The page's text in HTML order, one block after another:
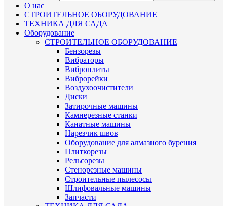
О нас
СТРОИТЕЛЬНОЕ ОБОРУДОВАНИЕ
ТЕХНИКА ДЛЯ САДА
Оборудование
СТРОИТЕЛЬНОЕ ОБОРУДОВАНИЕ
Бензорезы
Вибраторы
Виброплиты
Виброрейки
Воздухоочистители
Диски
Затирочные машины
Камнерезные станки
Канатные машины
Нарезчик швов
Оборудование для алмазного бурения
Плиткорезы
Рельсорезы
Стенорезные машины
Строительные пылесосы
Шлифовальные машины
Запчасти